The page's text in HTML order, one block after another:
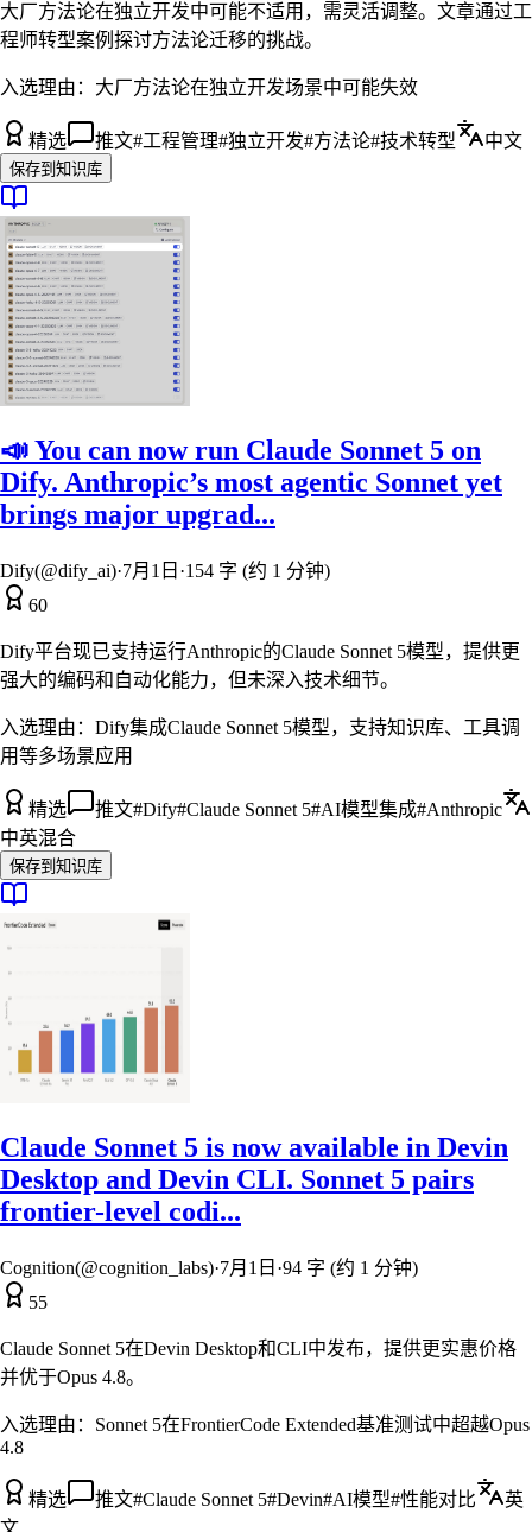
大厂方法论在独立开发中可能不适用，需灵活调整。文章通过工
程师转型案例探讨方法论迁移的挑战。
入选理由： 大厂方法论在独立开发场景中可能失效
精选 推文#工程管理#独立开发#方法论#技术转型 中文
保存到知识库
📣 You can now run Claude Sonnet 5 on
Dify. Anthropic’s most agentic Sonnet yet
brings major upgrad...
Dify(@dify_ai)·7月1日 ·154 字 (约 1 分钟)
60
Dify平台现已支持运行Anthropic的Claude Sonnet 5模型，提供更
强大的编码和自动化能力，但未深入技术细节。
入选理由： Dify集成Claude Sonnet 5模型，支持知识库、工具调
用等多场景应用
精选 推文#Dify#Claude Sonnet 5#AI模型集成#Anthropic
中英混合
保存到知识库
Claude Sonnet 5 is now available in Devin
Desktop and Devin CLI. Sonnet 5 pairs
frontier-level codi...
Cognition(@cognition_labs)·7月1日 ·94 字 (约 1 分钟)
55
Claude Sonnet 5在Devin Desktop和CLI中发布，提供更实惠价格
并优于Opus 4.8。
入选理由： Sonnet 5在FrontierCode Extended基准测试中超越Opus
4.8
精选 推文#Claude Sonnet 5#Devin#AI模型#性能对比
英
文